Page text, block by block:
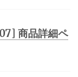
商品詳細ペ